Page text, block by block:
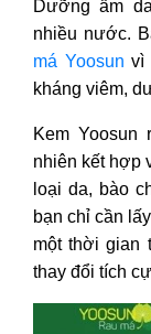
Dưỡng ẩm
nhiều nước.
má Yoosun vì
kháng viêm,
Kem
nhiên kết hợp
loại da, bào
bạn chỉ cần
một thời gian
thay đổi tích